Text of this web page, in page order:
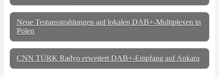
Neue Testausstrahlungen auf lokalen DAB+-Multiplexen in
Polen
CNN TÜRK Radyo erweitert DAB+-Empfang auf Ankara